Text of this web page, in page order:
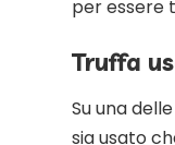
per essere
Truffa
Su una
sia usato